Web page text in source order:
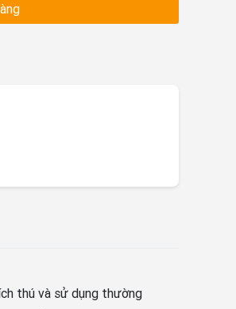
thú và sử dụng thường